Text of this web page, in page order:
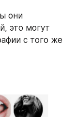
они
это могут
с того же